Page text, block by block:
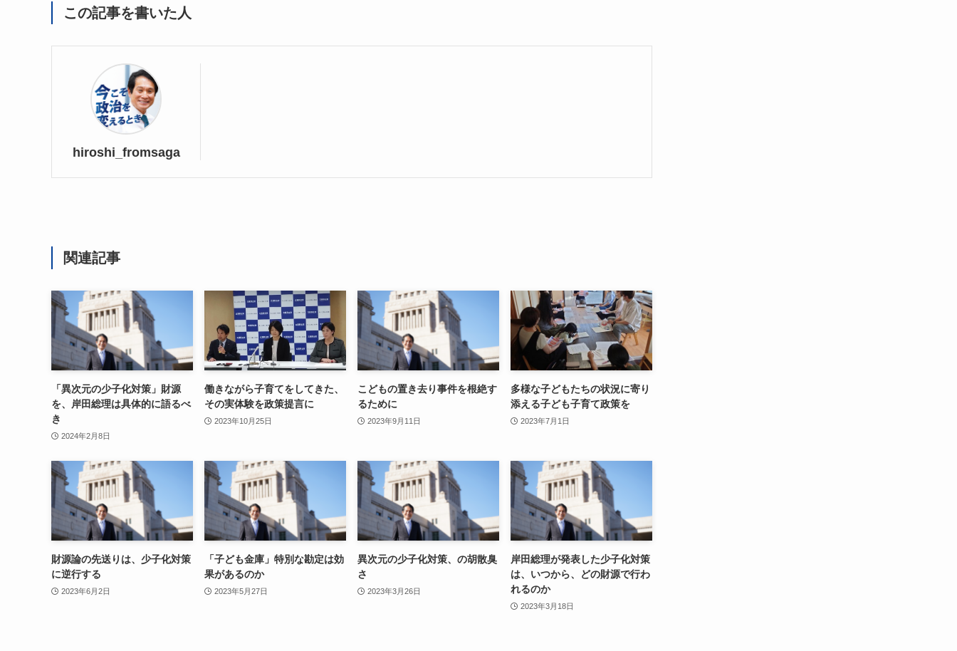
この記事を書いた人
hiroshi_fromsaga
関連記事
「異次元の少子化対策」財源
を、岸田総理は具体的に語るべ
き
2024年2月8日
働きながら子育てをしてきた、
その実体験を政策提言に
2023年10月25日
こどもの置き去り事件を根絶す
るために
2023年9月11日
多様な子どもたちの状況に寄り
添える子ども子育て政策を
2023年7月1日
財源論の先送りは、少子化対策
に逆行する
2023年6月2日
「子ども金庫」特別な勘定は効
果があるのか
2023年5月27日
異次元の少子化対策、の胡散臭
さ
2023年3月26日
岸田総理が発表した少子化対策
は、いつから、どの財源で行わ
れるのか
2023年3月18日